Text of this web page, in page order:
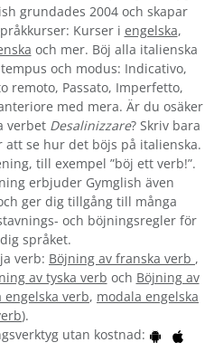
grundades 2004 och skapar
Kurser i engelska,
och mer. Böj alla italienska
och modus: Indicativo,
remoto, Passato, Imperfetto,
med mera. Är du osäker
verbet Desalinizzare? Skriv bara
se hur det böjs på italienska.
till exempel ”böj ett verb!”.
erbjuder Gymglish även
ger dig tillgång till många
och böjningsregler för
språket.
verb: Böjning av franska verb ,
av tyska verb och Böjning av
verb, modala engelska
).
utan kostnad: